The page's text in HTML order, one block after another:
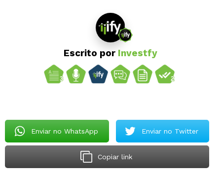
Escrito por Investfy
Enviar no WhatsApp Enviar no Twitter
Copiar link